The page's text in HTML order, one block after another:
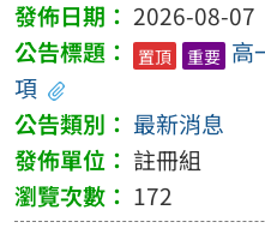
2026-08-07
置頂 重要 高
項
最新消息
註冊組
172